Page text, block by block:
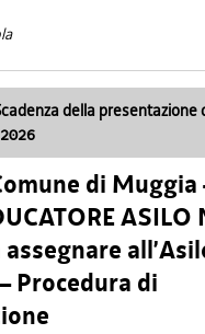
della presentazione
di Muggia
ASILO
assegnare
Procedura di